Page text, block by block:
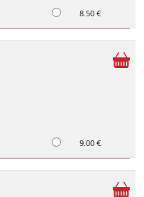
8.50 €
9.00 €